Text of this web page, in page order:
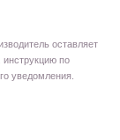
оставляет
инструкцию по
уведомления.